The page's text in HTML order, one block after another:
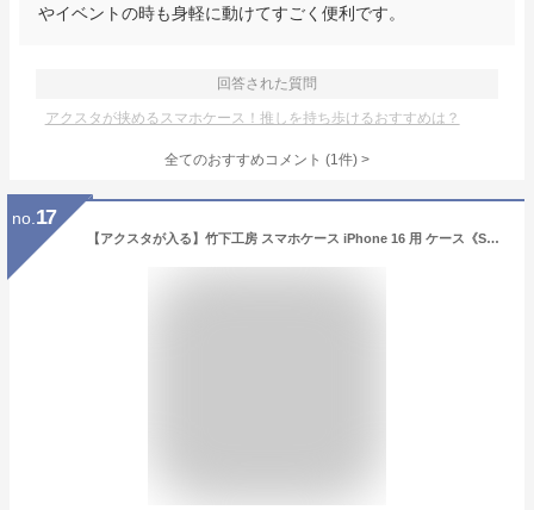
やイベントの時も身軽に動けてすごく便利です。
回答された質問
アクスタが挟めるスマホケース！推しを持ち歩けるおすすめは？
全てのおすすめコメント (1件) >
no. 17
【アクスタが入る】竹下工房 スマホケース iPhone 16 用 ケース《SNSで話題》シャカシャカケース スマホケース うねうね ウェーブ クリアケース